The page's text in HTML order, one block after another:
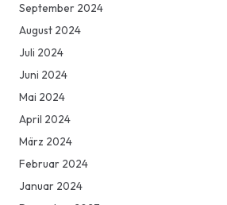
September 2024
August 2024
Juli 2024
Juni 2024
Mai 2024
April 2024
März 2024
Februar 2024
Januar 2024